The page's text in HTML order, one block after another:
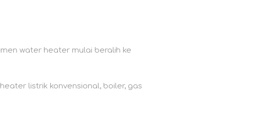
water heater mulai beralih ke
listrik konvensional, boiler, gas